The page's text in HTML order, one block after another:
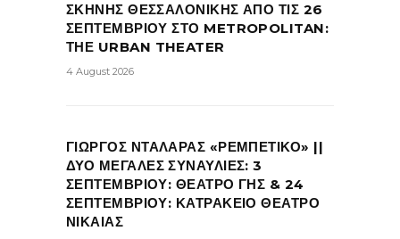
ΣΚΗΝΗΣ ΘΕΣΣΑΛΟΝΙΚΗΣ ΑΠΟ ΤΙΣ 26
ΣΕΠΤΕΜΒΡΙΟΥ ΣΤΟ METROPOLITAN:
ΤΗΕ URBAN THEATER
4 August 2026
ΓΙΩΡΓΟΣ ΝΤΑΛΑΡΑΣ «ΡΕΜΠΕΤΙΚΟ» ||
ΔΥΟ ΜΕΓΑΛΕΣ ΣΥΝΑΥΛΙΕΣ: 3
ΣΕΠΤΕΜΒΡΙΟΥ: ΘΕΑΤΡΟ ΓΗΣ & 24
ΣΕΠΤΕΜΒΡΙΟΥ: ΚΑΤΡΑΚΕΙΟ ΘΕΑΤΡΟ
ΝΙΚΑΙΑΣ